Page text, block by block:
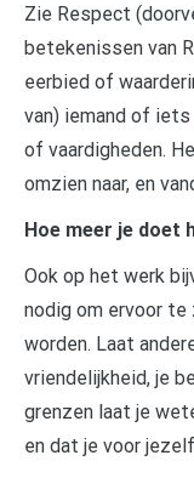
Zie Respect
betekenissen van
eerbied of
van) iemand of
of vaardigheden.
omzien naar, en
Hoe meer je doet
Ook op het werk
nodig om ervoor
worden. Laat
vriendelijkheid, je
grenzen laat je
en dat je voor